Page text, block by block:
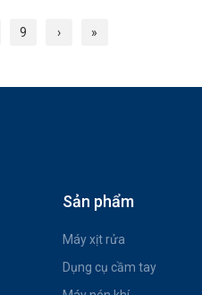
9 › »
Sản phẩm
Máy xịt rửa
Dụng cụ cầm tay